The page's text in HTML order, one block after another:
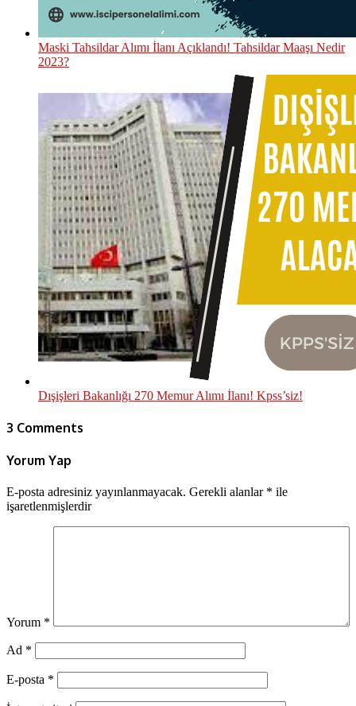
Maski Tahsildar Alımı İlanı Açıklandı! Tahsildar Maaşı Nedir
2023?
Dışişleri Bakanlığı 270 Memur Alımı İlanı! Kpss’siz!
3 Comments
Yorum Yap
E-posta adresiniz yayınlanmayacak. Gerekli alanlar * ile
işaretlenmişlerdir
Yorum *
Ad *
E-posta *